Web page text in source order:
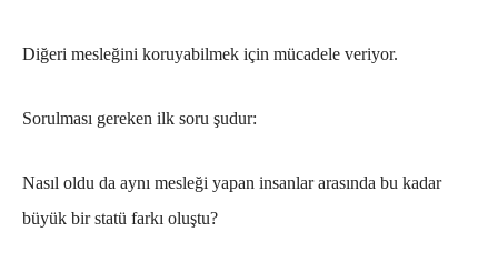
Diğeri mesleğini koruyabilmek için mücadele veriyor.
Sorulması gereken ilk soru şudur:
Nasıl oldu da aynı mesleği yapan insanlar arasında bu kadar
büyük bir statü farkı oluştu?